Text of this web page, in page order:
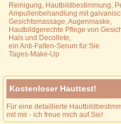
Reinigung, Hautbildbestimmung,
Ampullenbehandlung mit
Gesichtsmassage, Augenmaske,
Hautbildgerechte Pflege von
Hals und Decollete,
ein Anti-Falten-Serum für Sie
Tages-Make-Up
Kostenloser Hauttest!
Für eine detaillierte
mit mir - ich freue mich auf Sie!